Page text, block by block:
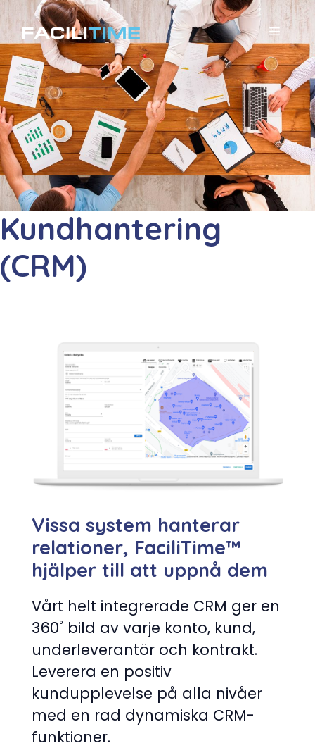
Hoppa
till
innehåll
MENY
Kundhantering
(CRM)
Vissa system hanterar
relationer, FaciliTime™
hjälper till att uppnå dem
Vårt helt integrerade CRM ger en
360˚ bild av varje konto, kund,
underleverantör och kontrakt.
Leverera en positiv
kundupplevelse på alla nivåer
med en rad dynamiska CRM-
funktioner.